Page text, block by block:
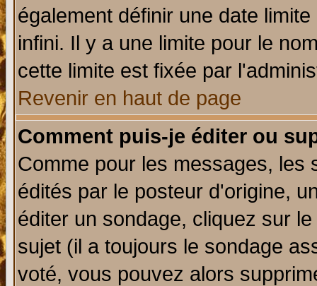
également définir une date
infini. Il y a une limite pour le
cette limite est fixée par
Revenir en haut de page
Comment puis-je éditer ou
Comme pour les messages, les
édités par le posteur d'origine,
éditer un sondage, cliquez sur
sujet (il a toujours le sondage
voté, vous pouvez alors